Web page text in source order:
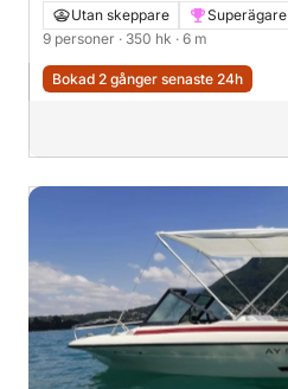
Team Edition 350hk
Utan skeppare Superägare
9 personer · 350 hk · 6 m
Bokad 2 gånger senaste 24h